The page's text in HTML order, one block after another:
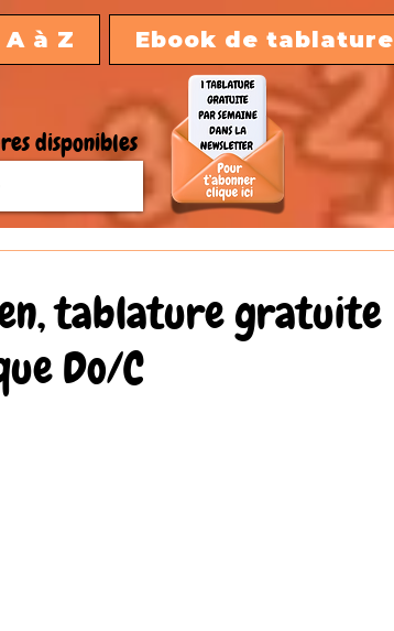
à Z Ebook de
disponibles
tablature gratuite
Do/C